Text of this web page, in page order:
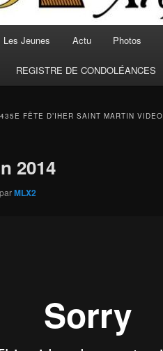
Les Jeunes Actu Photos
REGISTRE DE CONDOLÉANCES
435E FÊTE D’IHER SAINT MARTIN VIDEO
2014
parMLX2